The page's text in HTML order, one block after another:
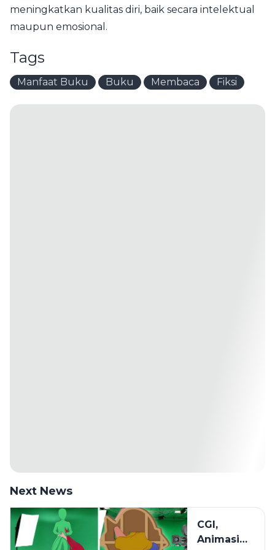
meningkatkan kualitas diri, baik secara intelektual
maupun emosional.
Tags
Manfaat Buku Buku Membaca Fiksi
Next News
CGI,
Animasi